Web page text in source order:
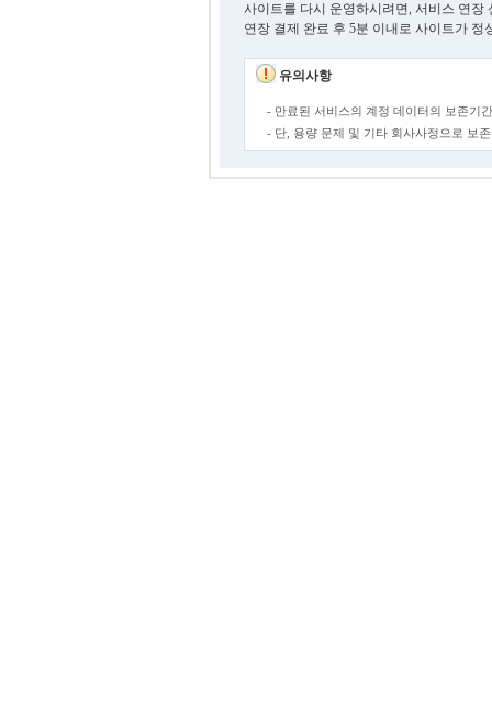
사이트를 다시 운영하시려면, 서비스 연장
연장 결제 완료 후 5분 이내로 사이트가 정
유의사항
- 만료된 서비스의 계정 데이터의 보존기
- 단, 용량 문제 및 기타 회사사정으로 보